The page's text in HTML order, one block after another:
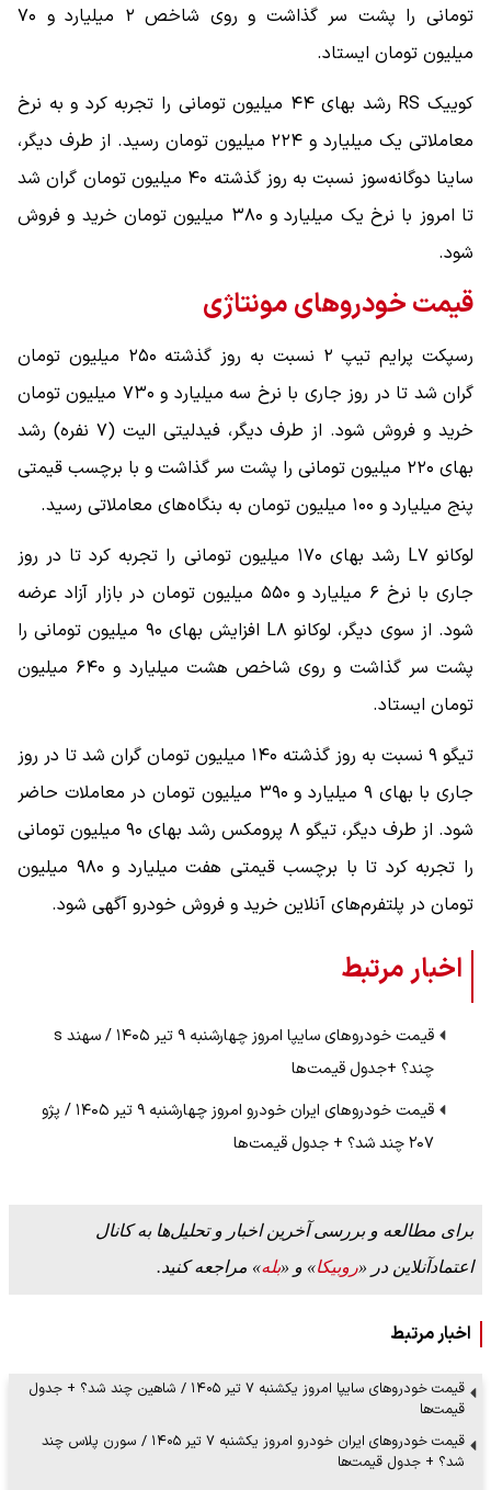
تومانی را پشت سر گذاشت و روی شاخص ۲ میلیارد و ۷۰
میلیون تومان ایستاد.
کوییک RS رشد بهای ۴۴ میلیون تومانی را تجربه کرد و به نرخ
معاملاتی یک میلیارد و ۲۲۴ میلیون تومان رسید. از طرف دیگر،
ساینا دوگانه‌سوز نسبت به روز گذشته ۴۰ میلیون تومان گران شد
تا امروز با نرخ یک میلیارد و ۳۸۰ میلیون تومان خرید و فروش
شود.
قیمت خودروهای مونتاژی
رسپکت پرایم تیپ ۲ نسبت به روز گذشته ۲۵۰ میلیون تومان
گران شد تا در روز جاری با نرخ سه میلیارد و ۷۳۰ میلیون تومان
خرید و فروش شود. از طرف دیگر، فیدلیتی الیت (۷ نفره) رشد
بهای ۲۲۰ میلیون تومانی را پشت سر گذاشت و با برچسب قیمتی
پنج میلیارد و ۱۰۰ میلیون تومان به بنگاه‌های معاملاتی رسید.
لوکانو L۷ رشد بهای ۱۷۰ میلیون تومانی را تجربه کرد تا در روز
جاری با نرخ ۶ میلیارد و ۵۵۰ میلیون تومان در بازار آزاد عرضه
شود. از سوی دیگر، لوکانو L۸ افزایش بهای ۹۰ میلیون تومانی را
پشت سر گذاشت و روی شاخص هشت میلیارد و ۶۴۰ میلیون
تومان ایستاد.
تیگو ۹ نسبت به روز گذشته ۱۴۰ میلیون تومان گران شد تا در روز
جاری با بهای ۹ میلیارد و ۳۹۰ میلیون تومان در معاملات حاضر
شود. از طرف دیگر، تیگو ۸ پرومکس رشد بهای ۹۰ میلیون تومانی
را تجربه کرد تا با برچسب قیمتی هفت میلیارد و ۹۸۰ میلیون
تومان در پلتفرم‌های آنلاین خرید و فروش خودرو آگهی شود.
اخبار مرتبط
قیمت خودرو‌های سایپا امروز چهارشنبه ۹ تیر ۱۴۰۵ / سهند s
چند؟ +جدول قیمت‌ها
قیمت خودرو‌های ایران خودرو امروز چهارشنبه ۹ تیر ۱۴۰۵ / پژو
۲۰۷ چند شد؟ + جدول قیمت‌ها
برای مطالعه و بررسی آخرین اخبار و تحلیل‌ها به کانال
اعتمادآنلاین در «روبیکا» و «بله» مراجعه کنید.
اخبار مرتبط
قیمت خودرو‌های سایپا امروز یکشنبه ۷ تیر ۱۴۰۵ / شاهین چند شد؟ + جدول
قیمت‌ها
قیمت خودرو‌های ایران خودرو امروز یکشنبه ۷ تیر ۱۴۰۵ / سورن پلاس چند
شد؟ + جدول قیمت‌ها